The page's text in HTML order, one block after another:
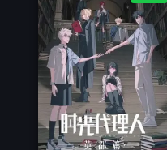
Short Film)